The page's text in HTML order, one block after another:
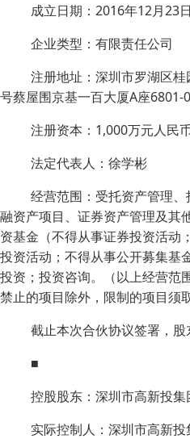
成立日期：2016年12月23日
企业类型：有限责任公司
注册地址：深圳市罗湖区
号蔡屋围京基一百大厦A座6801-
注册资本：1,000万元人民
法定代表人：徐学彬
经营范围：受托资产管理
融资产项目、证券资产管理及其
资基金（不得从事证券投资活动
投资活动；不得从事公开募集基
投资；投资咨询。（以上经营范
禁止的项目除外，限制的项目须
截止本次合伙协议签署，股
■
控股股东：深圳市高新投集
实际控制人：深圳市高新投